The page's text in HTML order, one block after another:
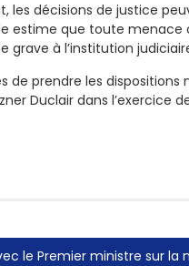
les décisions de justice
estime que toute
à l’institution
prendre les dispositions
Duclair dans l’exercice
le Premier ministre sur la